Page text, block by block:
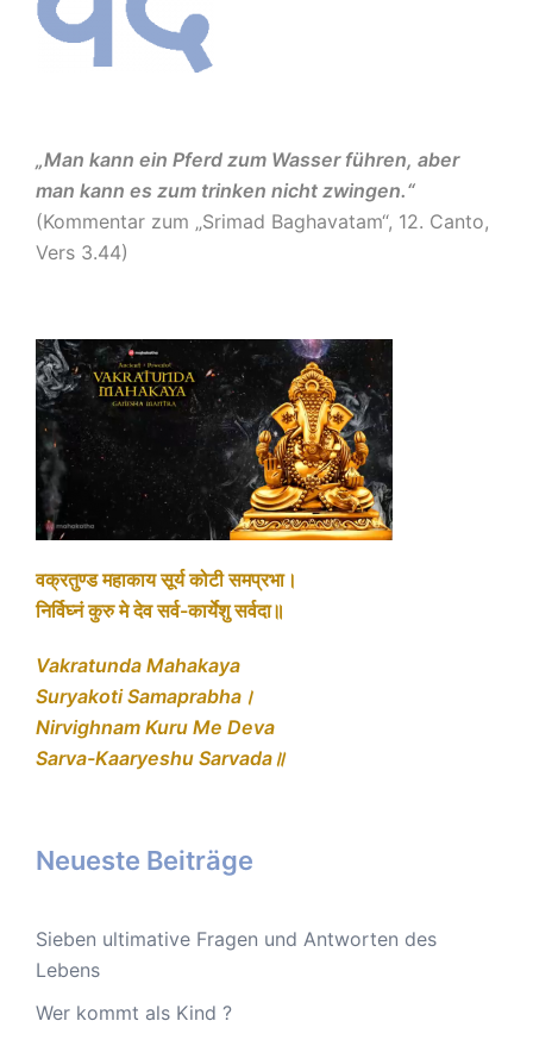
„Man kann ein Pferd zum Wasser führen, aber
man kann es zum trinken nicht zwingen.“
(Kommentar zum „Srimad Baghavatam“, 12. Canto,
Vers 3.44)
वक्रतुण्ड महाकाय सूर्य कोटी समप्रभा।
निर्विघ्नं कुरु मे देव सर्व-कार्येशु सर्वदा॥
Vakratunda Mahakaya
Suryakoti Samaprabha।
Nirvighnam Kuru Me Deva
Sarva-Kaaryeshu Sarvada॥
Neueste Beiträge
Sieben ultimative Fragen und Antworten des
Lebens
Wer kommt als Kind ?